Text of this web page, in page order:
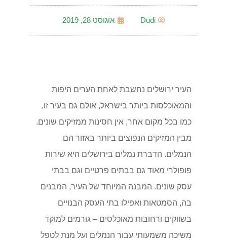
Dudi אוגוסט 28, 2019
העיר ירושלים נחשבת לאחת הערים היפות
והמאוכלסות ביותר בישראל, אולם גם בעיר זו,
כמו בכל מקום אחר, אין חסינות ממזיקים שונים.
מבין המזיקים הנפוצים ביותר באזור הם
הנמלים. הדברת נמלים בירושלים היא שירות
פופולרי מאוד גם בבתים פרטיים וגם בבתי
עסק שונים. המבנה המיוחד של העיר, המבנים
בה, הסמטאות ואפילו בתי העסק הבנויים
בשווקים ורחובות מאוכלסים – גורמים למוקד
משיכה משמעותי עבור הנמלים ועל מנת לטפל